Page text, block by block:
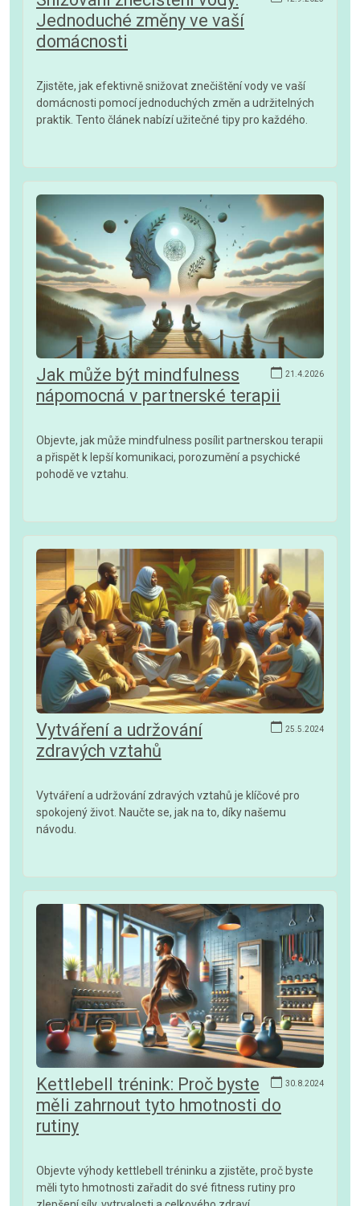
Jednoduché změny ve vaší
domácnosti
Zjistěte, jak efektivně snižovat znečištění vody ve vaší
domácnosti pomocí jednoduchých změn a udržitelných
praktik. Tento článek nabízí užitečné tipy pro každého.
21.4.2026
Jak může být mindfulness
nápomocná v partnerské terapii
Objevte, jak může mindfulness posílit partnerskou terapii
a přispět k lepší komunikaci, porozumění a psychické
pohodě ve vztahu.
25.5.2024
Vytváření a udržování
zdravých vztahů
Vytváření a udržování zdravých vztahů je klíčové pro
spokojený život. Naučte se, jak na to, díky našemu
návodu.
30.8.2024
Kettlebell trénink: Proč byste
měli zahrnout tyto hmotnosti do
rutiny
Objevte výhody kettlebell tréninku a zjistěte, proč byste
měli tyto hmotnosti zařadit do své fitness rutiny pro